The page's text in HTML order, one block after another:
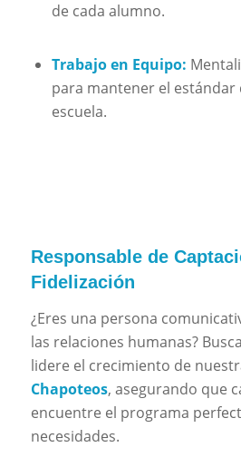
de cada alumno.
Trabajo en Equipo:
para mantener el estándar
escuela.
Responsable de
Fidelización
¿Eres una persona
las relaciones humanas?
lidere el crecimiento de
Chapoteos, asegurando que
encuentre el programa
necesidades.